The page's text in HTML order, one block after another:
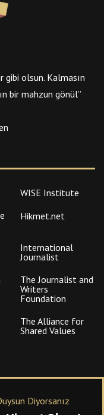
gibi olsun. Kalmasın
bir mahzun gönül”
WISE Institute
Hikmet.net
International
Journalist
The Journalist and
Writers
Foundation
The Alliance for
Shared Values
Diyorsanız